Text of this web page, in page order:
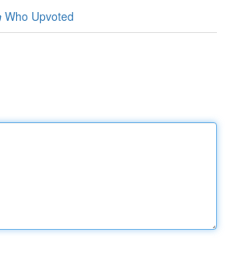
Who Upvoted